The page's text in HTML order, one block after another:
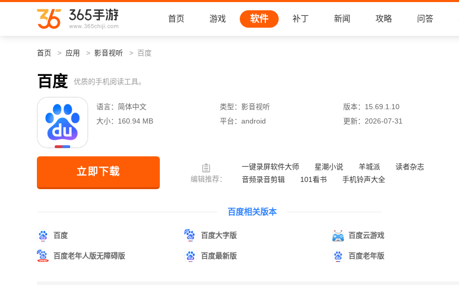
首页 游戏 软件 补丁 新闻 攻略 问答
首页 应用 影音视听 百度
百度 优质的手机阅读工具。
语言： 简体中文 类型： 影音视听 版本： 15.69.1.10
大小： 160.94 MB 平台： android 更新： 2026-07-31
立即下载
编辑推荐：
一键录屏软件大师 星潮小说 羊城派
读者杂志
音频录音剪辑
101看书
手机铃声大全
百度相关版本
百度 百度大字版 百度云游戏
百度老年人版无障碍版 百度最新版 百度老年版